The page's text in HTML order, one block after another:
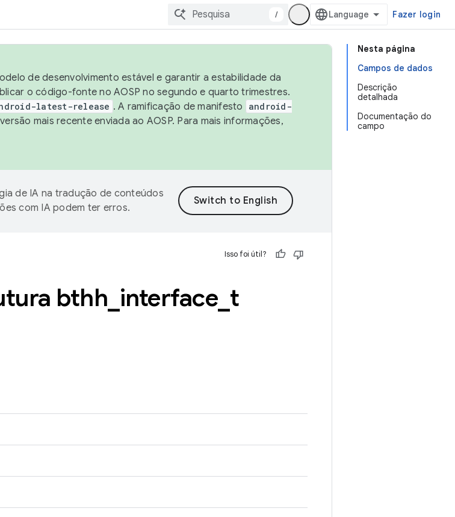
/ Fazer login
Nesta página
Campos de dados
Descrição
detalhada
Documentação do
campo
de desenvolvimento estável e garantir a estabilidade da
o código-fonte no AOSP no segundo e quarto trimestres.
latest-release . A ramificação de manifesto
android-
mais recente enviada ao AOSP. Para mais informações,
de IA na tradução de conteúdos
com IA podem ter erros.
Isso foi útil?
bthh interface t